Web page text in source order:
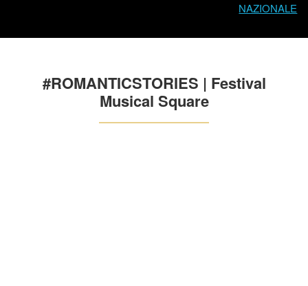
NAZIONALE
#ROMANTICSTORIES | Festival
Musical Square